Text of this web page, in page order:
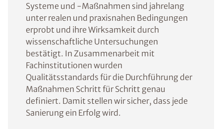
Systeme und -Maßnahmen sind jahrelang
unter realen und praxisnahen Bedingungen
erprobt und ihre Wirksamkeit durch
wissenschaftliche Untersuchungen
bestätigt. In Zusammenarbeit mit
Fachinstitutionen wurden
Qualitätsstandards für die Durchführung der
Maßnahmen Schritt für Schritt genau
definiert. Damit stellen wir sicher, dass jede
Sanierung ein Erfolg wird.